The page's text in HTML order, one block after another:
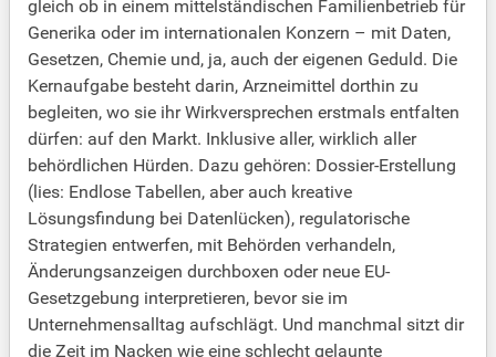
gleich ob in einem mittelständischen Familienbetrieb für
Generika oder im internationalen Konzern – mit Daten,
Gesetzen, Chemie und, ja, auch der eigenen Geduld. Die
Kernaufgabe besteht darin, Arzneimittel dorthin zu
begleiten, wo sie ihr Wirkversprechen erstmals entfalten
dürfen: auf den Markt. Inklusive aller, wirklich aller
behördlichen Hürden. Dazu gehören: Dossier-Erstellung
(lies: Endlose Tabellen, aber auch kreative
Lösungsfindung bei Datenlücken), regulatorische
Strategien entwerfen, mit Behörden verhandeln,
Änderungsanzeigen durchboxen oder neue EU-
Gesetzgebung interpretieren, bevor sie im
Unternehmensalltag aufschlägt. Und manchmal sitzt dir
die Zeit im Nacken wie eine schlecht gelaunte